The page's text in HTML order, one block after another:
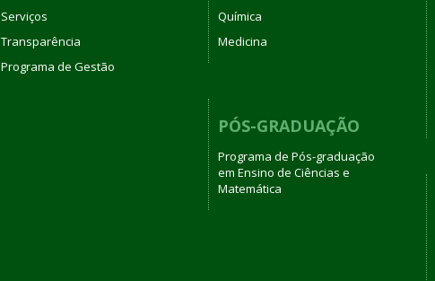
Serviços
Transparência
Programa de Gestão
Química
Medicina
PÓS-GRADUAÇÃO
Programa de Pós-graduação
em Ensino de Ciências e
Matemática